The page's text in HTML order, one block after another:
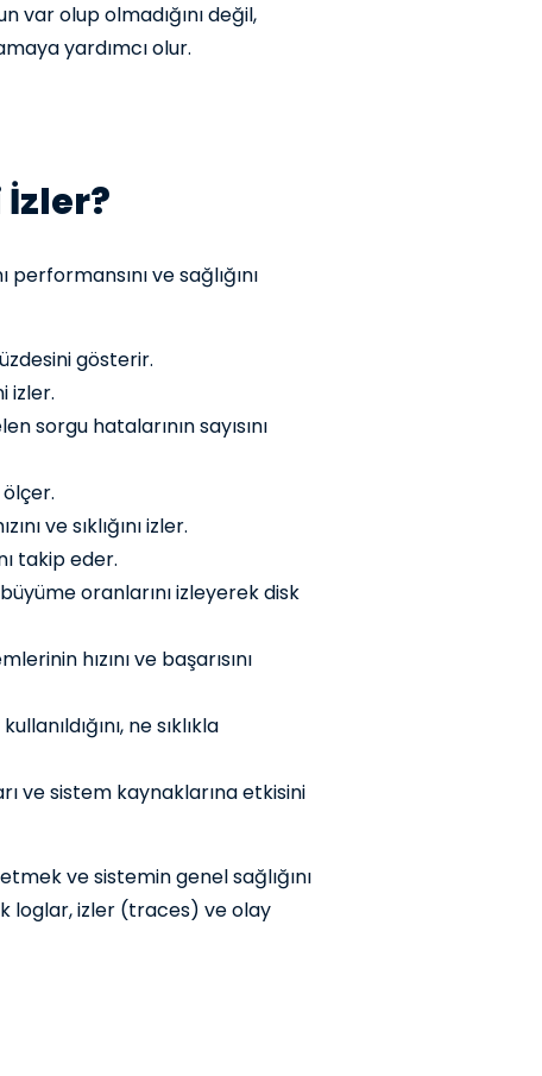
var olup olmadığını değil,
yardımcı olur.
ve sağlığını
gösterir.
izler.
sorgu hatalarının sayısını
ve sıklığını izler.
takip eder.
oranlarını izleyerek disk
hızını ve başarısını
ne sıklıkla
ve sistem kaynaklarına etkisini
ve sistemin genel sağlığını
loglar, izler (traces) ve olay